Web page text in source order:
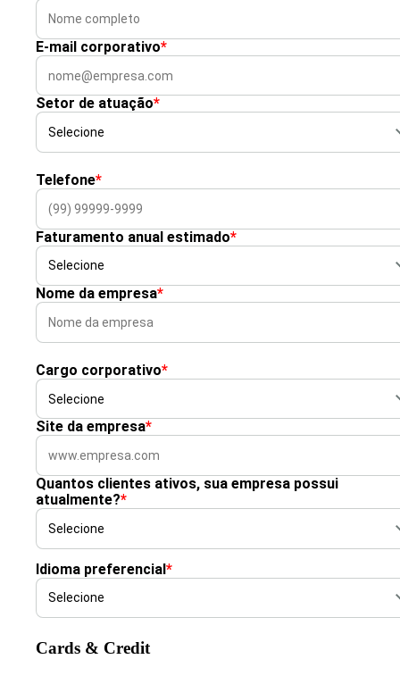
E-mail corporativo*
Setor de atuação*
Telefone*
Faturamento anual estimado*
Nome da empresa*
Cargo corporativo*
Site da empresa*
Quantos clientes ativos, sua empresa possui
atualmente?*
Idioma preferencial*
Cards & Credit